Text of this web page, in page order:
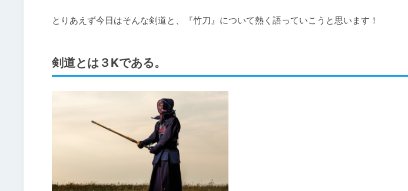
とりあえず今日はそんな剣道と、『竹刀』について熱く語っていこうと思います！
剣道とは３Kである。